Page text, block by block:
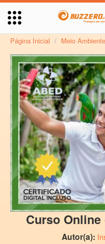
Página Inicial / Meio Ambiente
Curso Online
Autor(a):